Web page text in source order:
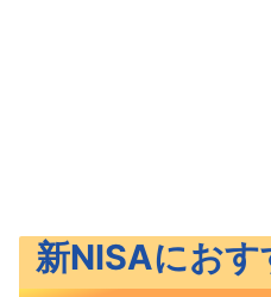
新NISAにお